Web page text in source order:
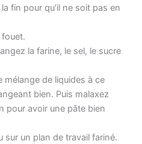
fin pour qu’il ne soit pas en
fouet.
la farine, le sel, le sucre
mélange de liquides à ce
bien. Puis malaxez
pour avoir une pâte bien
sur un plan de travail fariné.